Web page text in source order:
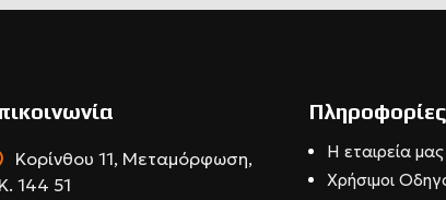
Κορίνθου 11, Μεταμόρφωση,
144 51
Πληροφορίες
Η εταιρεία μας
Χρήσιμοι